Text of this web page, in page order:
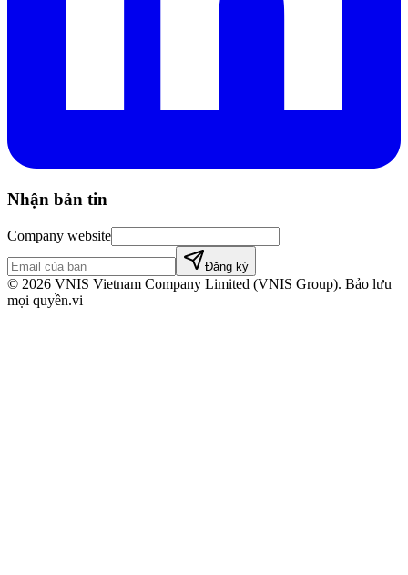
Nhận bản tin
Company website
Đăng ký
© 2026 VNIS Vietnam Company Limited (VNIS Group). Bảo lưu
mọi quyền.vi